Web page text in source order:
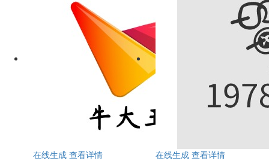
在线生成 查看详情
在线生成 查看详情